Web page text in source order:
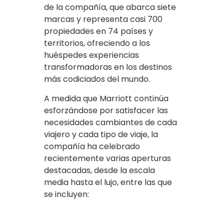
de la compañía, que abarca siete
marcas y representa casi 700
propiedades en 74 países y
territorios, ofreciendo a los
huéspedes experiencias
transformadoras en los destinos
más codiciados del mundo.
A medida que Marriott continúa
esforzándose por satisfacer las
necesidades cambiantes de cada
viajero y cada tipo de viaje, la
compañía ha celebrado
recientemente varias aperturas
destacadas, desde la escala
media hasta el lujo, entre las que
se incluyen: